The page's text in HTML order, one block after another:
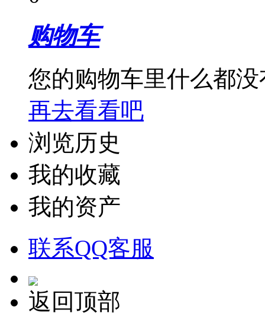
购物车
您的购物车里什么都没
再去看看吧
浏览历史
我的收藏
我的资产
联系QQ客服
返回顶部